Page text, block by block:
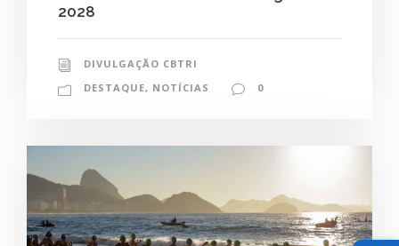
2028
DIVULGAÇÃO CBTRI
DESTAQUE, NOTÍCIAS 0